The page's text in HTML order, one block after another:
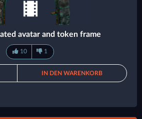
avatar and token frame
10 1
IN DEN WARENKORB